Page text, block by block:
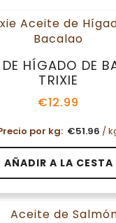
HÍGADO DE
TRIXIE
€12.99
por kg: €51.96 /
AÑADIR A LA CESTA